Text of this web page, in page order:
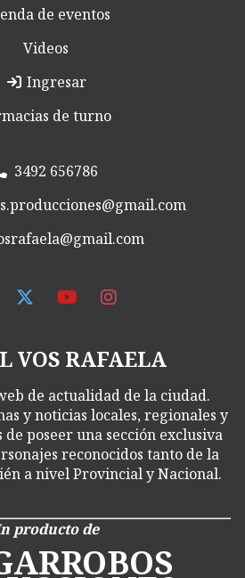
de eventos
Videos
Ingresar
de turno
VOS RAFAELA
de actualidad de la ciudad.
y noticias locales, regionales y
de poseer una sección exclusiva
reconocidos tanto de la
a nivel Provincial y Nacional.
producto de
3492 656786